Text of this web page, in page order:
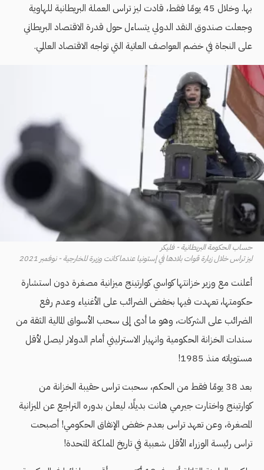
بها. وخلال 45 يومًا فقط، قادت ليز تراس العملة البريطانية للهاوية
وجعلت صندوق النقد الدولي يتساءل حول قدرة الاقتصاد البريطاني
على النجاة في خضم العواصف العاتية التي تواجه الاقتصاد العالمي.
حساب الحكومة البريطانية - فليكر
ليز تراس خلال زيارة قوات بلادها في إستونيا عندما كانت وزيرة للخارجية - نوفمبر 2021
أعلنت مع وزير خزانتها كواسي كوارتينج ميزانية مصغرة دون استشارة
حكومتها، تعهدت فيها بخفض الضرائب على الأغنياء وعدم رفع
الضرائب على الشركات، وهو ما أدى إلى سحب الأسواق المالية الثقة من
سندات الخزانة الحكومية وانهيار الاسترليني أمام الدولار ليصل لأقل
مستوياته منذ 1985!
بعد 38 يومًا فقط من الحكم، سحبت تراس حقيبة الخزانة من
كوارتينج واختارت جيرمي هانت بديلًا، ليعلن بدوره التراجع عن الميزانية
المصغرة، وعن تعهد تراس بعدم خفض الإنفاق الحكومي! أصبحت
تراس رئيسة الوزراء الأقل شعبية في تاريخ المملكة المتحدة!